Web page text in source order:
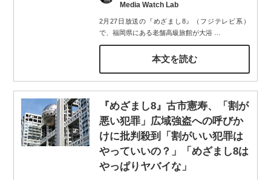
Media Watch Lab
2月27日放送の『めざまし8』（フジテレビ系）
で、福岡県にある老舗高級旅館が大浴…
本文を読む
『めざまし8』古市憲寿、「割が
悪い犯罪」広域強盗への呼びか
けに批判殺到「割がいい犯罪は
やっていいの？」「めざまし8は
やっぱりヤバイな」